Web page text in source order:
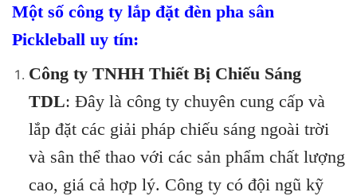
Skip
to
Một số công ty lắp đặt đèn pha sân
Pickleball uy tín:
Công ty TNHH Thiết Bị Chiếu Sáng
TDL: Đây là công ty chuyên cung cấp và
lắp đặt các giải pháp chiếu sáng ngoài trời
và sân thể thao với các sản phẩm chất lượng
cao, giá cả hợp lý. Công ty có đội ngũ kỹ